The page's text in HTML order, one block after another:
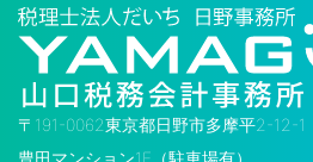
〒191-0062東京都日野市多摩平2-12-1
豊田マンション1F（駐車場有）